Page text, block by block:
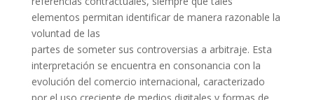
elementos permitan identificar de manera razonable la
voluntad de las
partes de someter sus controversias a arbitraje. Esta
interpretación se encuentra en consonancia con la
evolución del comercio internacional, caracterizado
por el uso creciente de medios digitales y formas de